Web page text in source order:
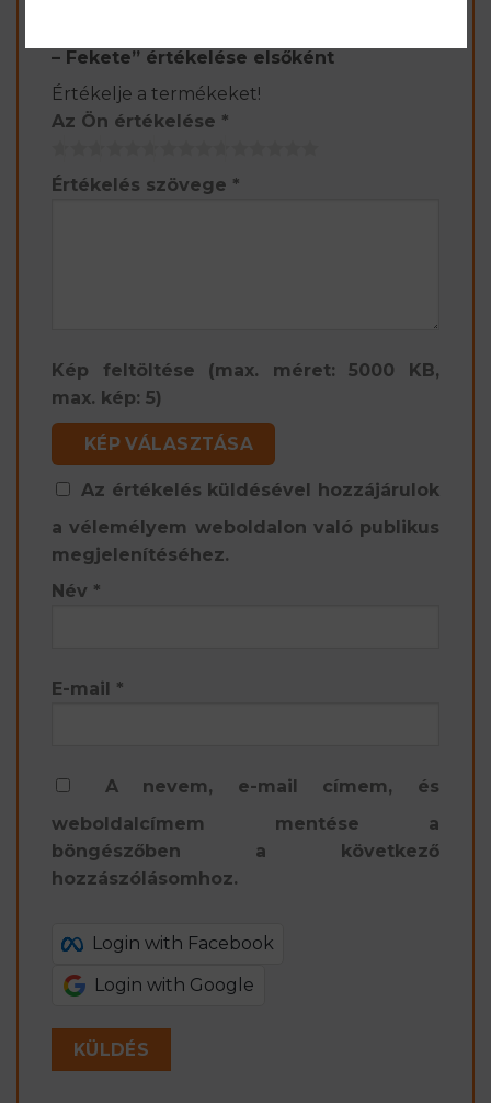
– Fekete” értékelése elsőként
Értékelje a termékeket!
Az Ön értékelése *
Értékelés szövege *
Kép feltöltése (max. méret: 5000 KB,
max. kép: 5)
KÉP VÁLASZTÁSA
Az értékelés küldésével hozzájárulok
a vélemélyem weboldalon való publikus
megjelenítéséhez.
Név *
E-mail *
A nevem, e-mail címem, és
weboldalcímem mentése a
böngészőben a következő
hozzászólásomhoz.
Login with Facebook
Login with Google